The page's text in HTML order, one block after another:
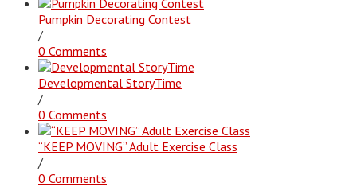
Pumpkin Decorating Contest
/
0 Comments
Developmental StoryTime
/
0 Comments
“KEEP MOVING” Adult Exercise Class
/
0 Comments